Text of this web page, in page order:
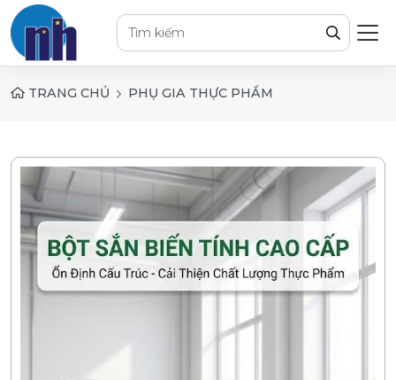
TRANG CHỦ PHỤ GIA THỰC PHẨM